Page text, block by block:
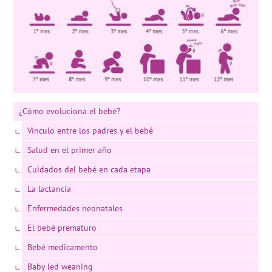
¿Cómo evoluciona el bebé?
Vínculo entre los padres y el bebé
Salud en el primer año
Cuidados del bebé en cada etapa
La lactancia
Enfermedades neonatales
El bebé prematuro
Bebé medicamento
Baby led weaning